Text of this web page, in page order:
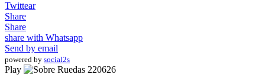
Twittear
Share
Share
share with Whatsapp
Send by email
powered by social2s
Play